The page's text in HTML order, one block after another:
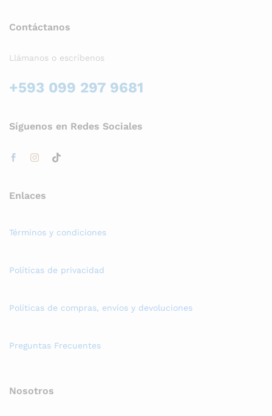
Contáctanos
Llámanos o escríbenos
+593 099 297 9681
Síguenos en Redes Sociales
Enlaces
Términos y condiciones
Políticas de privacidad
Políticas de compras, envíos y devoluciones
Preguntas Frecuentes
Nosotros